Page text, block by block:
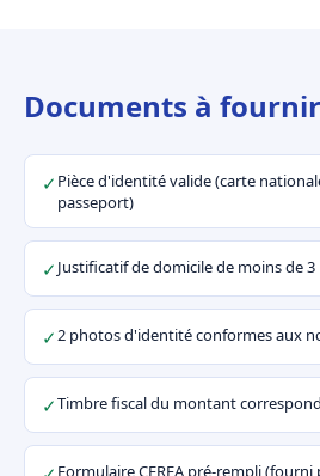
Documents à fournir
✓ Pièce d'identité valide (carte
passeport)
✓Justificatif de domicile de moins de 3
✓2 photos d'identité conformes aux
✓Timbre fiscal du montant
Formulaire CERFA pré-rempli (fourni